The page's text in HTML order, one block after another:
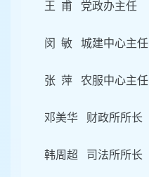
王 甫 党政办主任
闵 敏 城建中心主任
张 萍 农服中心主任
邓美华 财政所所长
韩周超 司法所所长